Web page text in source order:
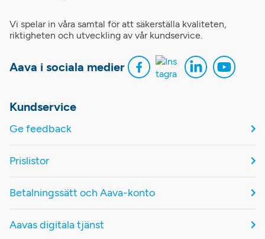
Vi spelar in våra samtal för att säkerställa kvaliteten,
riktigheten och utveckling av vår kundservice.
Aava i sociala medier
Kundservice
Ge feedback
Prislistor
Betalningssätt och Aava-konto
Aavas digitala tjänst